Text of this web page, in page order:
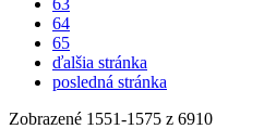
64
65
ďalšia stránka
posledná stránka
Zobrazené 1551-1575 z 6910